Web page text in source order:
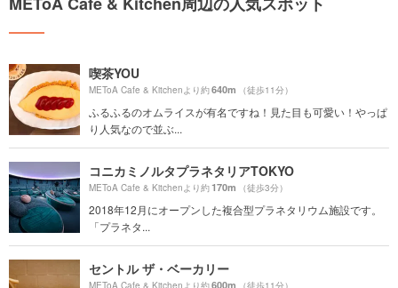
喫茶YOU
METoA Cafe & Kitchenより約640m （徒歩11分）
ふるふるのオムライスが有名ですね！見た目も可愛い！やっぱ
り人気なので並ぶ...
コニカミノルタプラネタリアTOKYO
METoA Cafe & Kitchenより約170m （徒歩3分）
2018年12月にオープンした複合型プラネタリウム施設です。
「プラネタ...
セントル ザ・ベーカリー
METoA Cafe & Kitchenより約600m （徒歩11分）